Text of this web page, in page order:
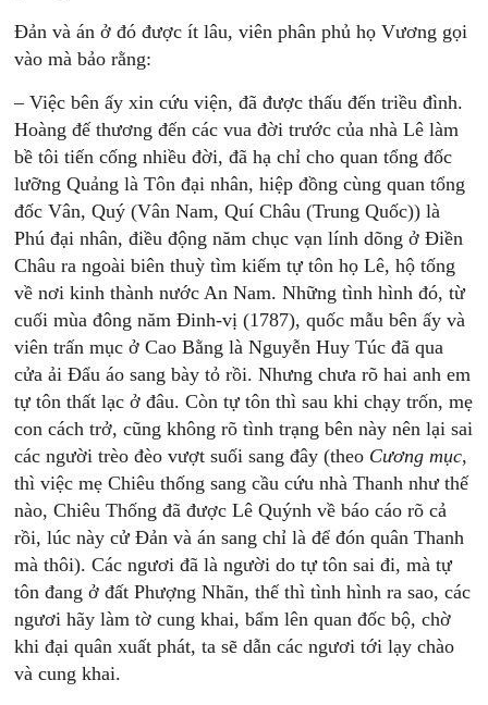
Đản và án ở đó được ít lâu, viên phân phủ họ Vương gọi
vào mà bảo rằng:
– Việc bên ấy xin cứu viện, đã được thấu đến triều đình.
Hoàng đế thương đến các vua đời trước của nhà Lê làm
bề tôi tiến cống nhiều đời, đã hạ chỉ cho quan tổng đốc
lưỡng Quảng là Tôn đại nhân, hiệp đồng cùng quan tổng
đốc Vân, Quý (Vân Nam, Quí Châu (Trung Quốc)) là
Phú đại nhân, điều động năm chục vạn lính dõng ở Điền
Châu ra ngoài biên thuỳ tìm kiếm tự tôn họ Lê, hộ tống
về nơi kinh thành nước An Nam. Những tình hình đó, từ
cuối mùa đông năm Đinh-vị (1787), quốc mẫu bên ấy và
viên trấn mục ở Cao Bằng là Nguyễn Huy Túc đã qua
cửa ải Đẩu áo sang bày tỏ rồi. Nhưng chưa rõ hai anh em
tự tôn thất lạc ở đâu. Còn tự tôn thì sau khi chạy trốn, mẹ
con cách trở, cũng không rõ tình trạng bên này nên lại sai
các người trèo đèo vượt suối sang đây (theo Cương mục,
thì việc mẹ Chiêu thống sang cầu cứu nhà Thanh như thế
nào, Chiêu Thống đã được Lê Quýnh về báo cáo rõ cả
rồi, lúc này cử Đản và án sang chỉ là để đón quân Thanh
mà thôi). Các ngươi đã là người do tự tôn sai đi, mà tự
tôn đang ở đất Phượng Nhãn, thế thì tình hình ra sao, các
ngươi hãy làm tờ cung khai, bẩm lên quan đốc bộ, chờ
khi đại quân xuất phát, ta sẽ dẫn các ngươi tới lạy chào
và cung khai.